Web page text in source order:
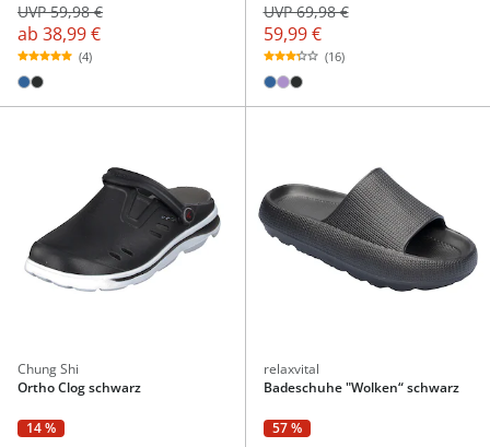
ab 38,99 €
UVP 59,98 €
(4)
59,99 €
UVP 69,98 €
(16)
Chung Shi
Ortho Clog schwarz
14 %
relaxvital
Badeschuhe "Wolken“ schwarz
57 %